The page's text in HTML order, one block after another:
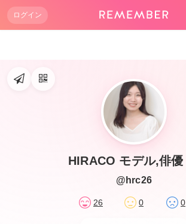
ログイン
HIRACO モデル,俳優
@hrc26
26 0 0